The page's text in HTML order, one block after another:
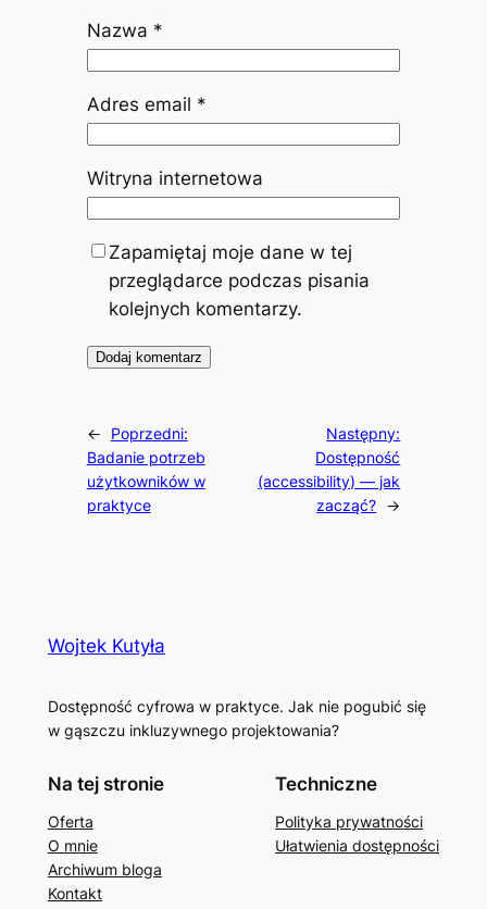
Nazwa *
Adres email *
Witryna internetowa
Zapamiętaj moje dane w tej
przeglądarce podczas pisania
kolejnych komentarzy.
←
Poprzedni:
Badanie potrzeb
użytkowników w
praktyce
Następny:
Dostępność
(accessibility) — jak
zacząć? →
Wojtek Kutyła
Dostępność cyfrowa w praktyce. Jak nie pogubić się
w gąszczu inkluzywnego projektowania?
Na tej stronie
Oferta
O mnie
Archiwum bloga
Kontakt
Techniczne
Polityka prywatności
Ułatwienia dostępności